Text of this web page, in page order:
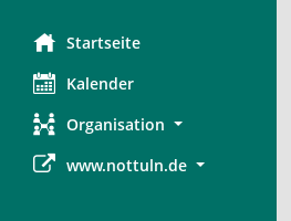
Startseite
Kalender
Organisation
www.nottuln.de